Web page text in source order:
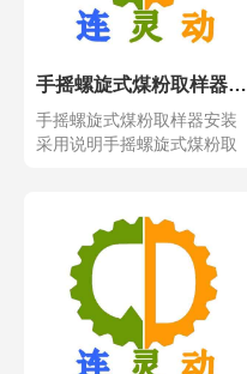
手摇螺旋式煤粉取样器安装采用说明
手摇螺旋式煤粉取样器安装
采用说明手摇螺旋式煤粉取